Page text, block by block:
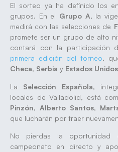
El sorteo ya ha definido los
grupos. En el Grupo A, la
medirá con las selecciones de
promete ser un grupo de alto
contará con la participación
primera edición del torneo,
Checa, Serbia y Estados Unidos
La Selección Española,
locales de Valladolid, está
Pinzón, Alberto Santos,
que lucharán por traer
No pierdas la oportunidad
campeonato en directo y